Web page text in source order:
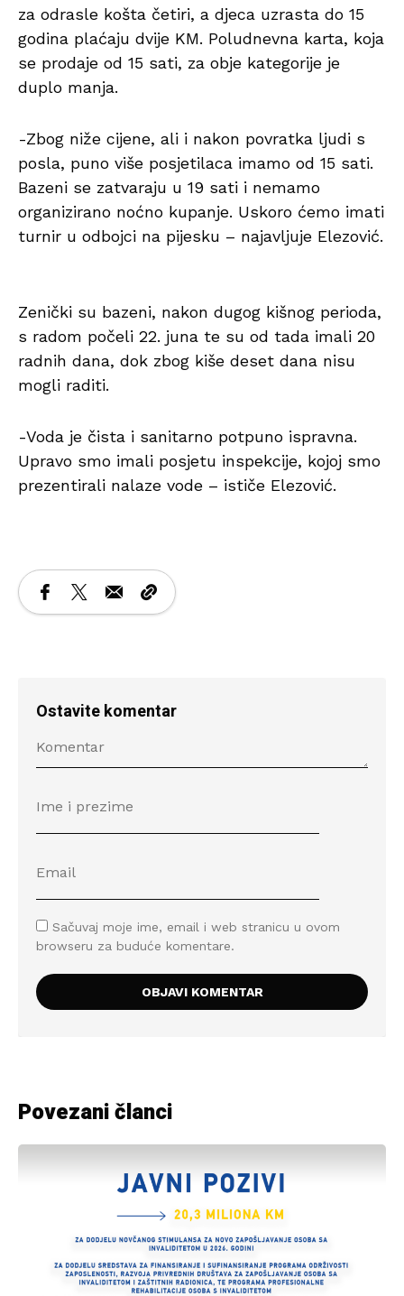
za odrasle košta četiri, a djeca uzrasta do 15
godina plaćaju dvije KM. Poludnevna karta, koja
se prodaje od 15 sati, za obje kategorije je
duplo manja.
-Zbog niže cijene, ali i nakon povratka ljudi s
posla, puno više posjetilaca imamo od 15 sati.
Bazeni se zatvaraju u 19 sati i nemamo
organizirano noćno kupanje. Uskoro ćemo imati
turnir u odbojci na pijesku – najavljuje Elezović.
Zenički su bazeni, nakon dugog kišnog perioda,
s radom počeli 22. juna te su od tada imali 20
radnih dana, dok zbog kiše deset dana nisu
mogli raditi.
-Voda je čista i sanitarno potpuno ispravna.
Upravo smo imali posjetu inspekcije, kojoj smo
prezentirali nalaze vode – ističe Elezović.
Ostavite komentar
Sačuvaj moje ime, email i web stranicu u ovom
browseru za buduće komentare.
Povezani članci